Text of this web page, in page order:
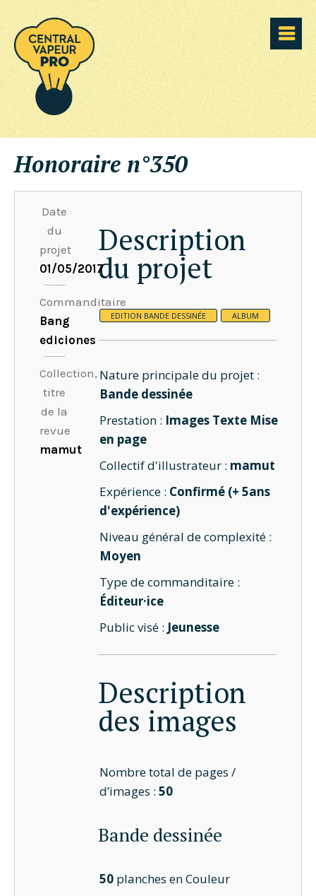
Honoraire n°350
Date
du
projet
01/05/2017
Commanditaire
Bang
ediciones
Collection,
titre
de la
revue
mamut
Description
du projet
EDITION BANDE DESSINÉE ALBUM
Nature principale du projet :
Bande dessinée
Prestation : Images Texte Mise
en page
Collectif d'illustrateur : mamut
Expérience : Confirmé (+ 5ans
d'expérience)
Niveau général de complexité :
Moyen
Type de commanditaire :
Éditeur·ice
Public visé : Jeunesse
Description
des images
Nombre total de pages /
d’images :50
Bande dessinée
50 planches en Couleur